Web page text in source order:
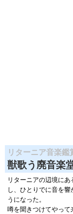
リターニア音楽
獣歌う廃音楽
リターニアの辺境に
し、ひとりでに音を
うになった。
噂を聞きつけてやっ